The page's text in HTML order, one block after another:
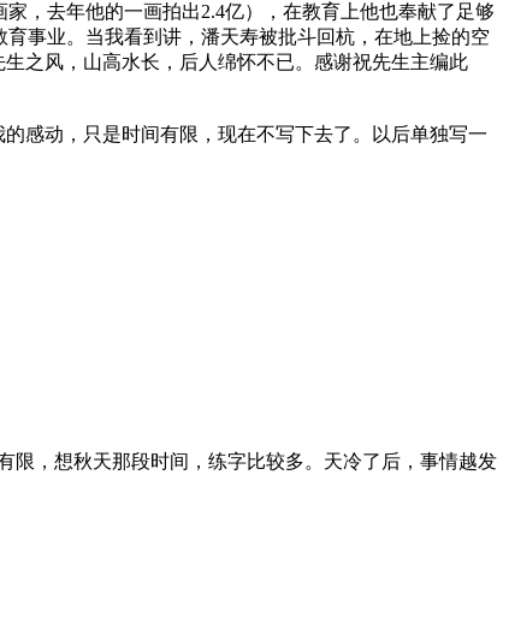
，去年他的一画拍出2.4亿），在教育上他也奉献了足够
事业。当我看到讲，潘天寿被批斗回杭，在地上捡的空
之风，山高水长，后人绵怀不已。感谢祝先生主编此
感动，只是时间有限，现在不写下去了。以后单独写一
限，想秋天那段时间，练字比较多。天冷了后，事情越发